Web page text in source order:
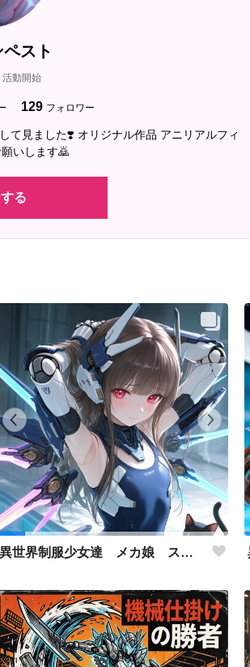
スト
動開始
129 フォロワー
て見ました❣️ オリジナル作品 アニリアルフィ
いします🙇
る
異世界制服少女達 メカ娘 スク水少女 アクリルドールフィギュア